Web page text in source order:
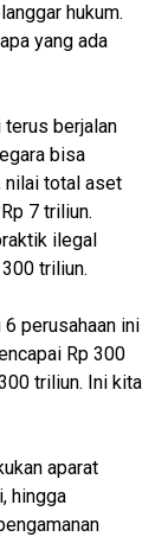
hukum.
yang ada
terus berjalan
bisa
nilai total aset
7 triliun.
ilegal
triliun.
perusahaan ini
Rp 300
triliun. Ini kita
aparat
hingga